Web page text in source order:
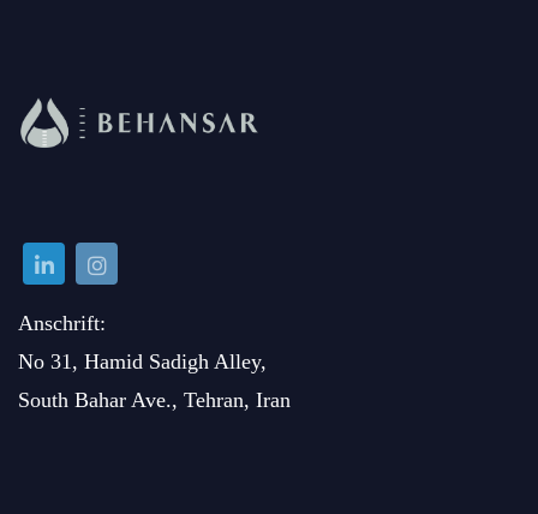
Anschrift:
No 31, Hamid Sadigh Alley,
South Bahar Ave., Tehran, Iran